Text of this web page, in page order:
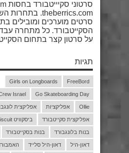
סרטים מוערכים ומובילים
הסקייטבורד. כל מתחרה
על סרטון קצר בתחום
תגיות
FreeBord
Girls on Longboards
Go Skateboarding Day
Israel
Ollie אפליקציות אפליקצית
אפליקצית סקייטבורד ביסקוויט Biscuit
בנות בלונגבורד בנות בסקייטבורד
דאון-היל דאון-היל סלייד